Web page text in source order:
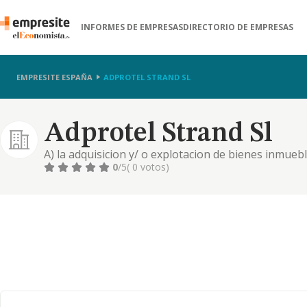
INFORMES DE EMPRESASDIRECTORIO DE EMPRESAS
EMPRESITE ESPAÑA ADPROTEL STRAND SL
Adprotel Strand Sl
A) la adquisicion y/ o explotacion de bienes
y fincas agropecuarias y cinegeticas;.
0/5( 0 votos)